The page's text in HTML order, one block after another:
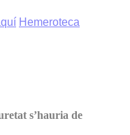
Hemeroteca
s’hauria de